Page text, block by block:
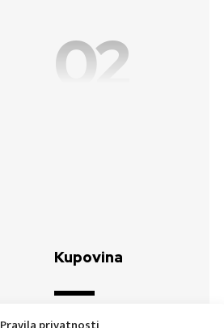
02
Kupovina
Izjava o sigurnosti online